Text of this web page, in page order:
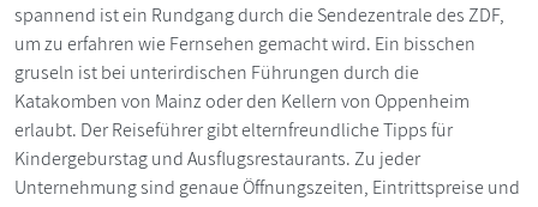
spannend ist ein Rundgang durch die Sendezentrale des ZDF,
um zu erfahren wie Fernsehen gemacht wird. Ein bisschen
gruseln ist bei unterirdischen Führungen durch die
Katakomben von Mainz oder den Kellern von Oppenheim
erlaubt. Der Reiseführer gibt elternfreundliche Tipps für
Kindergeburstag und Ausflugsrestaurants. Zu jeder
Unternehmung sind genaue Öffnungszeiten, Eintrittspreise und